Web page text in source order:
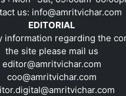
us: info@amritvichar.com
EDITORIAL
information regarding the
the site please mail us
editor@amritvichar.com
coo@amritvichar.com